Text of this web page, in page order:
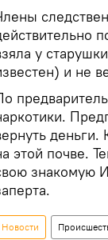
у
и не
этой почве.
знакомую
Новости